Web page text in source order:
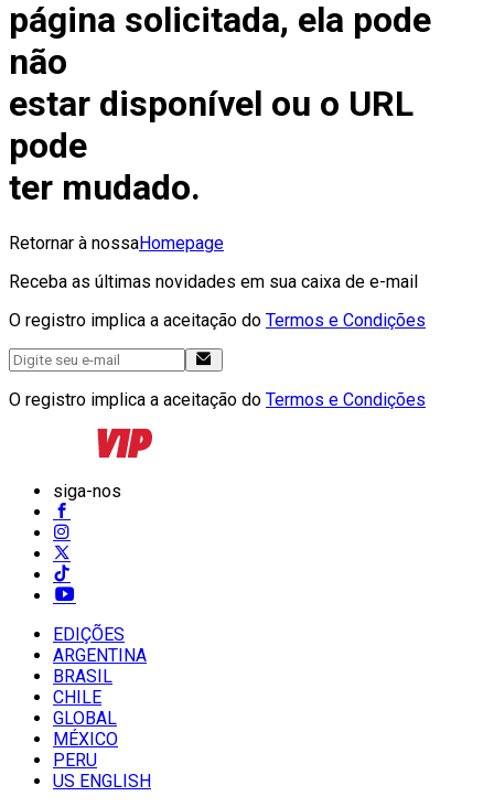
página solicitada, ela pode
não
estar disponível ou o URL
pode
ter mudado.
Retornar à nossaHomepage
Receba as últimas novidades em sua caixa de e-mail
O registro implica a aceitação do Termos e Condições
O registro implica a aceitação do Termos e Condições
siga-nos
EDIÇÕES
ARGENTINA
BRASIL
CHILE
GLOBAL
MÉXICO
PERU
US ENGLISH